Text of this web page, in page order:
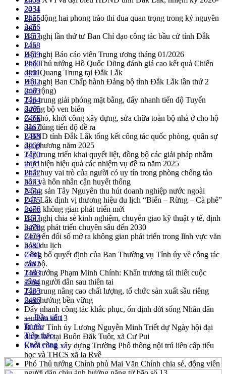
2031
Phát động hai phong trào thi đua quan trọng trong kỷ nguyên
mới
Hội nghị lần thứ tư Ban Chỉ đạo công tác bầu cử tỉnh Đắk
Lắk
Hội nghị Báo cáo viên Trung ương tháng 01/2026
Phó Thủ tướng Hồ Quốc Dũng đánh giá cao kết quả Chiến
dịch Quang Trung tại Đắk Lắk
Hội nghị Ban Chấp hành Đảng bộ tỉnh Đắk Lắk lần thứ 2
(mở rộng)
Tập trung giải phóng mặt bằng, đẩy nhanh tiến độ Tuyến
đường bộ ven biển
Gỡ khó, khởi công xây dựng, sửa chữa toàn bộ nhà ở cho hộ
dân đúng tiến độ đề ra
UBND tỉnh Đắk Lắk tổng kết công tác quốc phòng, quân sự
địa phương năm 2025
Tập trung triển khai quyết liệt, đồng bộ các giải pháp nhằm
thực hiện hiệu quả các nhiệm vụ đề ra năm 2025
Phát huy vai trò của người có uy tín trong phòng chống tảo
hôn và hôn nhân cận huyết thống
Nông sản Tây Nguyên thu hút doanh nghiệp nước ngoài
Đắk Lắk định vị thương hiệu du lịch “Biển – Rừng – Cà phê”
trong không gian phát triển mới
Hội nghị chia sẻ kinh nghiệm, chuyển giao kỹ thuật y tế, định
hướng phát triển chuyên sâu đến 2030
Chuyển đổi số mở ra không gian phát triển trong lĩnh vực văn
hóa, du lịch
Công bố quyết định của Ban Thường vụ Tỉnh ủy về công tác
cán bộ.
Thủ tướng Phạm Minh Chính: Khẩn trương tái thiết cuộc
sống người dân sau thiên tai
Tập trung nâng cao chất lượng, tổ chức sản xuất sầu riêng
theo hướng bền vững
Đẩy nhanh công tác khắc phục, ổn định đời sống Nhân dân
sau bão số 13
Bí thư Tỉnh ủy Lương Nguyễn Minh Triết dự Ngày hội đại
đoàn kết tại Buôn Đăk Tuôr, xã Cư Pui
Khởi công xây dựng Trường Phổ thông nội trú liên cấp tiểu
học và THCS xã Ia Rvê
Phó Thủ tướng Chính phủ Mai Văn Chính chia sẻ, động viên
2454
2455
2456
2457
2458
2459
2460
2461
2462
2463
2464
2465
2466
2467
2468
2469
2470
2471
2472
2473
2474
2475
2476
2477
2478
2479
2480
2481
2482
2483
2484
2485
2486
← Đầu tiên
Trước
Tiếp theo
Cuối cùng →